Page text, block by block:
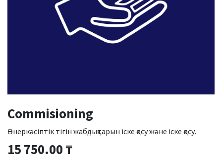
Commisioning
Өнеркәсіптік тігін жабдықтарын іске қосу және іске қосу.
15 750.00₸